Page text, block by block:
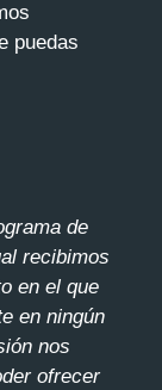
puedas
de
l recibimos
en el que
en ningún
nos
ofrecer